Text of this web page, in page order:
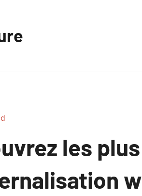
les